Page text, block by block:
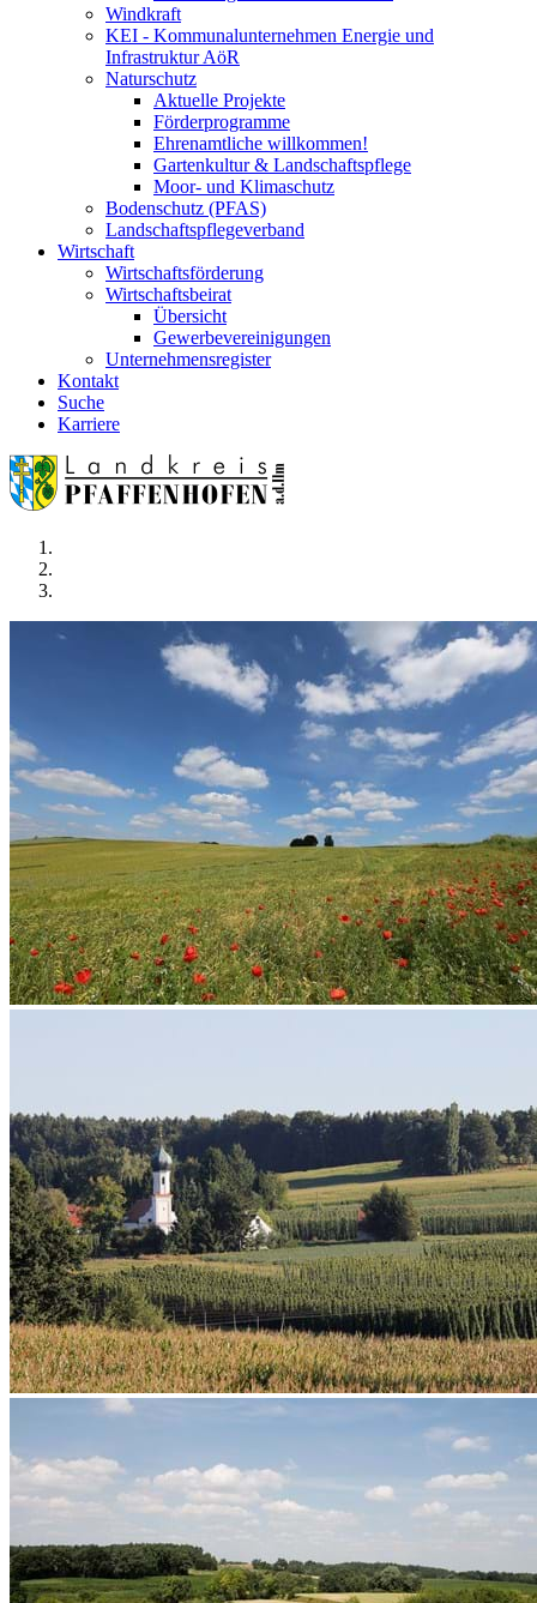
Windkraft
KEI - Kommunalunternehmen Energie und
Infrastruktur AöR
Naturschutz
Aktuelle Projekte
Förderprogramme
Ehrenamtliche willkommen!
Gartenkultur & Landschaftspflege
Moor- und Klimaschutz
Bodenschutz (PFAS)
Landschaftspflegeverband
Wirtschaft
Wirtschaftsförderung
Wirtschaftsbeirat
Übersicht
Gewerbevereinigungen
Unternehmensregister
Kontakt
Suche
Karriere